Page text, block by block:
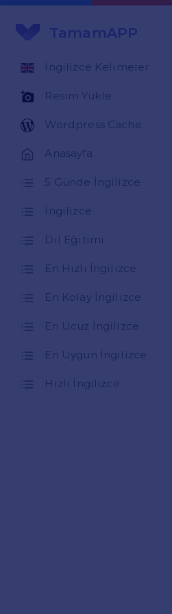
TamamAPP
İngilizce Kelimeler
Resim Yükle
Wordpress Cache
Anasayfa
5 Günde İngilizce
İngilizce
Dil Eğitimi
En Hızlı İngilizce
En Kolay İngilizce
En Ucuz İngilizce
En Uygun İngilizce
Hızlı İngilizce